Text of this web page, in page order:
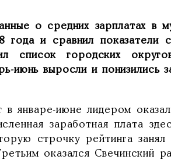
о средних зарплатах в
года и сравнил показатели
список городских
июнь выросли и понизились
январе-июне лидером
заработная плата
строчку рейтинга
оказался Свечинский